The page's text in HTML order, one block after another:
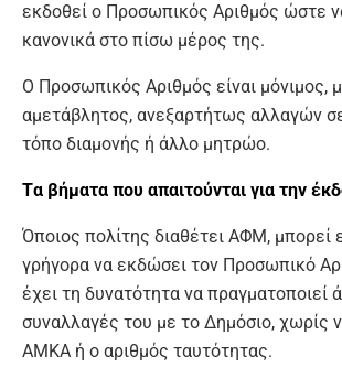
εκδοθεί ο Προσωπικός Αριθμός ώστε
κανονικά στο πίσω μέρος της.
Ο Προσωπικός Αριθμός είναι μόνιμος,
αμετάβλητος, ανεξαρτήτως αλλαγών
τόπο διαμονής ή άλλο μητρώο.
Tα βήματα που απαιτούνται για την
Όποιος πολίτης διαθέτει ΑΦΜ, μπορεί
γρήγορα να εκδώσει τον Προσωπικό
έχει τη δυνατότητα να πραγματοποιεί
συναλλαγές του με το Δημόσιο, χωρίς
ΑΜΚΑ ή ο αριθμός ταυτότητας.